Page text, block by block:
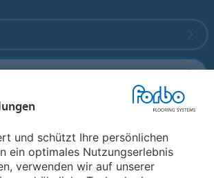
und schützt Ihre persönlichen
ein optimales Nutzungserlebnis
verwenden wir auf unserer